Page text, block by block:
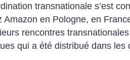
transnationale s’est
Amazon en Pologne, en
rencontres
qui a été distribué dans les